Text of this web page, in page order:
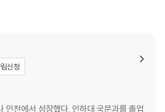
신청
인천에서 성장했다. 인하대 국문과를 졸업